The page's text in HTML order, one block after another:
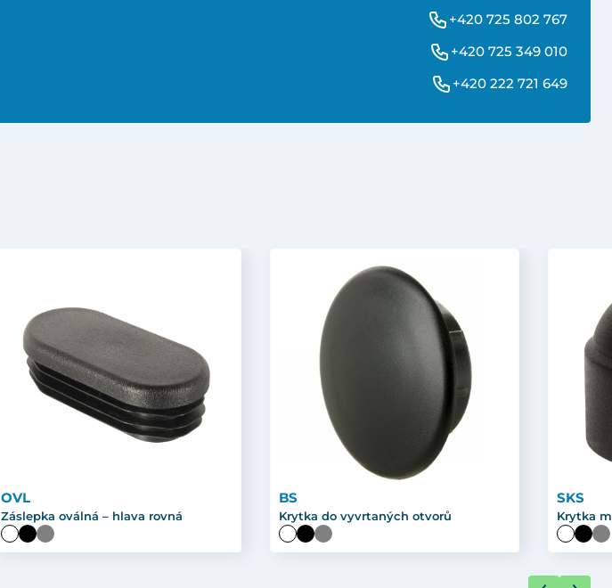
+420 725 802 767
+420 725 349 010
+420 222 721 649
OVL
Záslepka oválná – hlava rovná
BS
Krytka do vyvrtaných otvorů
SKS
Krytka